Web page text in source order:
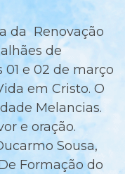
da Renovação
de
e 02 de março
em Cristo. O
Melancias.
e oração.
Sousa,
Formação do